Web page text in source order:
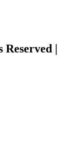
|